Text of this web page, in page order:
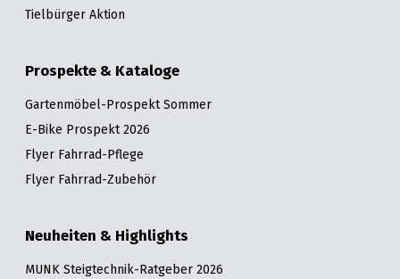
Tielbürger Aktion
Prospekte & Kataloge
Gartenmöbel-Prospekt Sommer
E-Bike Prospekt 2026
Flyer Fahrrad-Pflege
Flyer Fahrrad-Zubehör
Neuheiten & Highlights
MUNK Steigtechnik-Ratgeber 2026